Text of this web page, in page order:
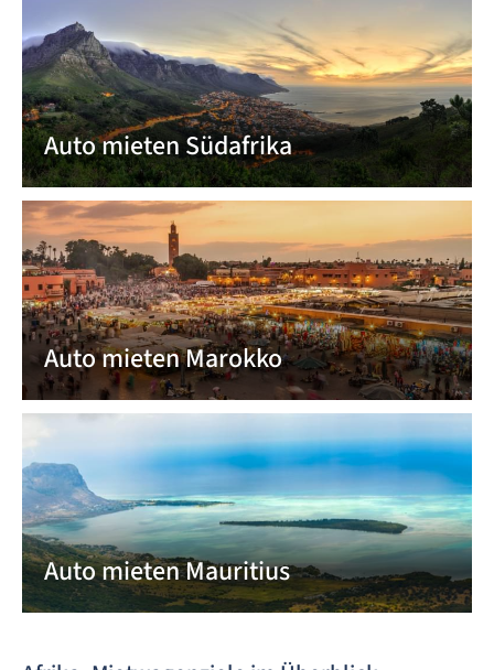
Auto mieten Südafrika
Auto mieten Marokko
Auto mieten Mauritius